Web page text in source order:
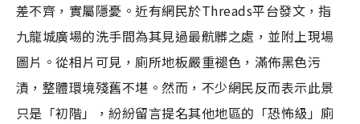
差不齊，實屬隱憂。近有網民於Threads平台發文，指
九龍城廣場的洗手間為其見過最骯髒之處，並附上現場
圖片。從相片可見，廁所地板嚴重褪色，滿佈黑色污
漬，整體環境殘舊不堪。然而，不少網民反而表示此景
只是「初階」，紛紛留言提名其他地區的「恐怖級」廁